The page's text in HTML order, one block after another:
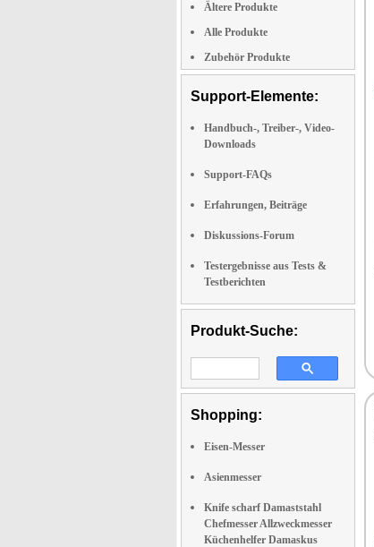
Ältere Produkte
Alle Produkte
Zubehör Produkte
Support-Elemente:
Handbuch-, Treiber-, Video-
Downloads
Support-FAQs
Erfahrungen, Beiträge
Diskussions-Forum
Testergebnisse aus Tests &
Testberichten
Produkt-Suche:
Shopping:
Eisen-Messer
Asienmesser
Knife scharf Damaststahl
Chefmesser Allzweckmesser
Küchenhelfer Damaskus